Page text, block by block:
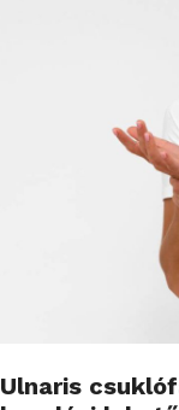
Ulnaris